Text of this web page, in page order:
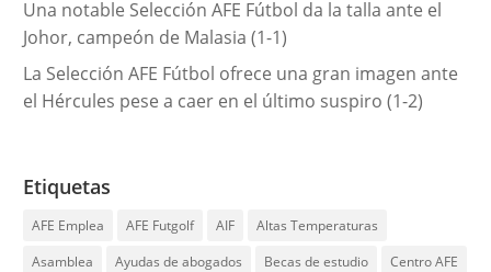
Una notable Selección AFE Fútbol da la talla ante el
Johor, campeón de Malasia (1-1)
La Selección AFE Fútbol ofrece una gran imagen ante
el Hércules pese a caer en el último suspiro (1-2)
Etiquetas
AFE Emplea AFE Futgolf AIF
Altas Temperaturas
Asamblea
Ayudas de abogados Becas de estudio
Centro AFE